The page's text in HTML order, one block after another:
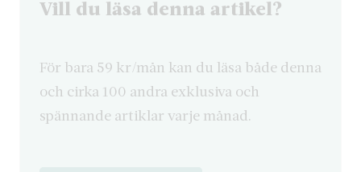
Vill du läsa denna artikel?
För bara 59 kr/mån kan du läsa både denna
och cirka 100 andra exklusiva och
spännande artiklar varje månad.